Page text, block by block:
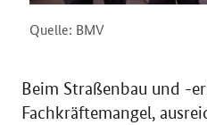
Quelle: BMV
Beim Straßenbau und -
Fachkräftemangel,